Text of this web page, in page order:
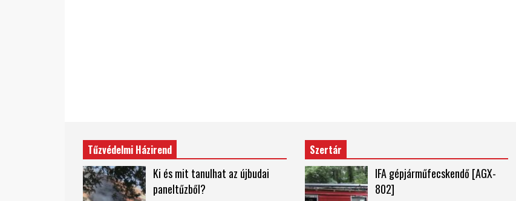
Tűzvédelmi Házirend
Ki és mit tanulhat az újbudai
paneltűzből?
Szertár
IFA gépjárműfecskendő [AGX-
802]